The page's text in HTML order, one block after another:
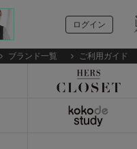
ログイン
ブランド一覧 ご利用ガイド